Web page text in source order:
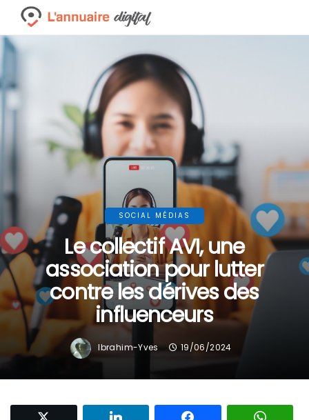
SOCIAL MÉDIAS
Le collectif AVI, une
association pour lutter
contre les dérives des
influenceurs
Ibrahim-Yves 19/06/2024